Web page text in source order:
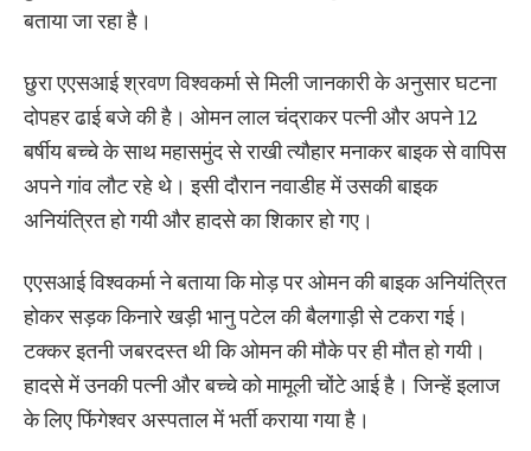
बताया जा रहा है।
छुरा एएसआई श्रवण विश्वकर्मा से मिली जानकारी के अनुसार घटना
दोपहर ढाई बजे की है। ओमन लाल चंद्राकर पत्नी और अपने 12
बर्षीय बच्चे के साथ महासमुंद से राखी त्यौहार मनाकर बाइक से वापिस
अपने गांव लौट रहे थे। इसी दौरान नवाडीह में उसकी बाइक
अनियंत्रित हो गयी और हादसे का शिकार हो गए।
एएसआई विश्वकर्मा ने बताया कि मोड़ पर ओमन की बाइक अनियंत्रित
होकर सड़क किनारे खड़ी भानु पटेल की बैलगाड़ी से टकरा गई।
टक्कर इतनी जबरदस्त थी कि ओमन की मौके पर ही मौत हो गयी।
हादसे में उनकी पत्नी और बच्चे को मामूली चोंटे आई है। जिन्हें इलाज
के लिए फिंगेश्वर अस्पताल में भर्ती कराया गया है।